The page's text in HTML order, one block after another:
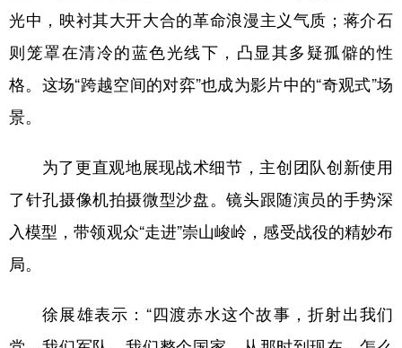
光中，映衬其大开大合的革命浪漫主义气质；蒋介石
则笼罩在清冷的蓝色光线下，凸显其多疑孤僻的性
格。这场“跨越空间的对弈”也成为影片中的“奇观式”场
景。
为了更直观地展现战术细节，主创团队创新使用
了针孔摄像机拍摄微型沙盘。镜头跟随演员的手势深
入模型，带领观众“走进”崇山峻岭，感受战役的精妙布
局。
徐展雄表示：“四渡赤水这个故事，折射出我们